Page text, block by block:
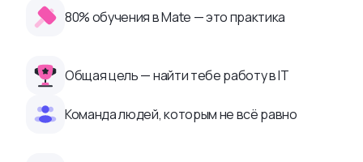
80% обучения в Mate — это практика
Общая цель — найти тебе работу в IТ
Команда людей, которым не всё равно